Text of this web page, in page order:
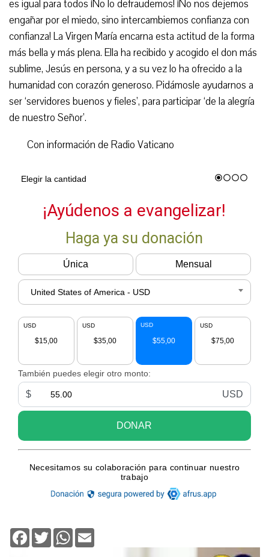
es igual para todos ¡No lo defraudemos! ¡No nos dejemos
engañar por el miedo, sino intercambiemos confianza con
confianza! La Virgen María encarna esta actitud de la forma
más bella y más plena. Ella ha recibido y acogido el don más
sublime, Jesús en persona, y a su vez lo ha ofrecido a la
humanidad con corazón generoso. Pidámosle ayudarnos a
ser ‘servidores buenos y fieles’, para participar ‘de la alegría
de nuestro Señor’.
Con información de Radio Vaticano
Facebook
TwitterWhatsApp